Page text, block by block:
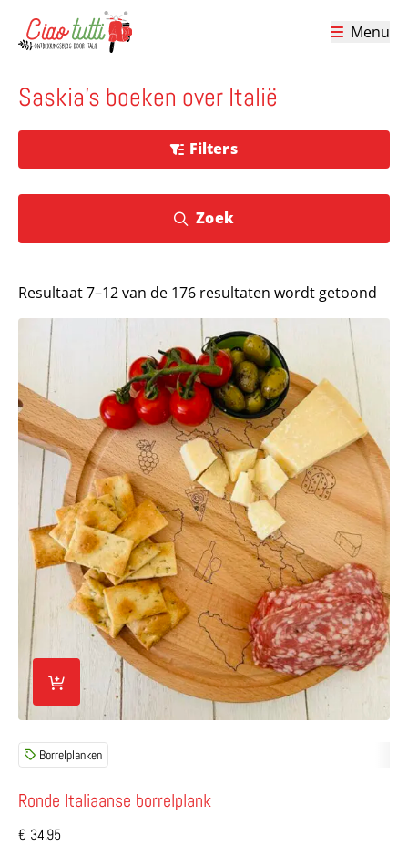
Menu
Saskia's boeken over Italië
Filters
Zoek
Resultaat 7–12 van de 176 resultaten wordt getoond
Borrelplanken
Ronde Italiaanse borrelplank
Lees meer over Ronde Italiaanse borrelplank
€ 34,95